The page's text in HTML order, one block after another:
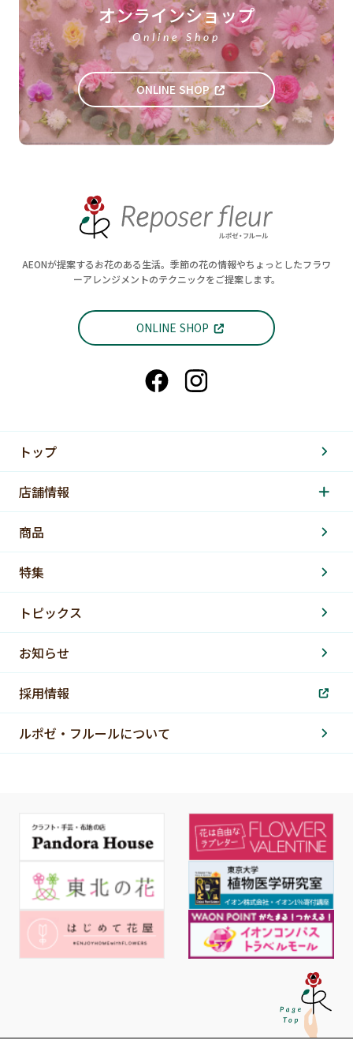
オンラインショップ
Online Shop
ONLINE SHOP
AEONが提案するお花のある生活。季節の花の情報やちょっとしたフラワ
ーアレンジメントのテクニックをご提案します。
ONLINE SHOP
トップ
店舗情報
商品
特集
トピックス
お知らせ
採用情報
ルポゼ・フルールについて